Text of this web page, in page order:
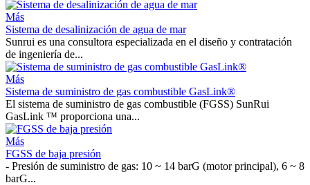
Más
Sistema de desalinización de agua de mar
Sunrui es una consultora especializada en el diseño y contratación
de ingeniería de...
Más
Sistema de suministro de gas combustible GasLink®
El sistema de suministro de gas combustible (FGSS) SunRui
GasLink ™ proporciona una...
Más
FGSS de baja presión
- Presión de suministro de gas: 10 ~ 14 barG (motor principal), 6 ~ 8
barG...